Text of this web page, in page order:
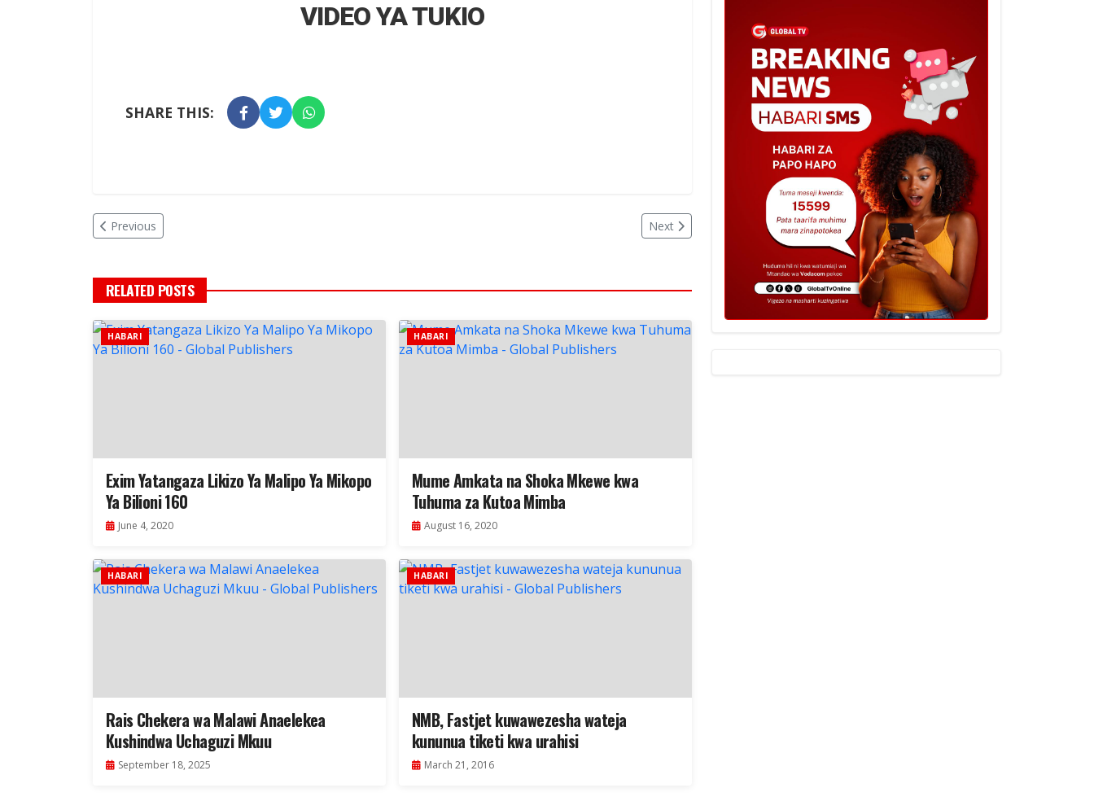
VIDEO YA TUKIO
SHARE THIS:
Previous Next
RELATED POSTS
HABARI
Exim Yatangaza Likizo Ya Malipo Ya Mikopo
Ya Bilioni 160
June 4, 2020
HABARI
Mume Amkata na Shoka Mkewe kwa
Tuhuma za Kutoa Mimba
August 16, 2020
HABARI
Rais Chekera wa Malawi Anaelekea
Kushindwa Uchaguzi Mkuu
September 18, 2025
HABARI
NMB, Fastjet kuwawezesha wateja
kununua tiketi kwa urahisi
March 21, 2016